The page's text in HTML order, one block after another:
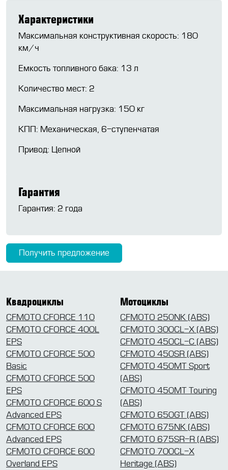
Характеристики
Максимальная конструктивная скорость: 180
км/ч
Емкость топливного бака: 13 л
Количество мест: 2
Максимальная нагрузка: 150 кг
КПП: Механическая, 6-ступенчатая
Привод: Цепной
Гарантия
Гарантия: 2 года
Получить предложение
Квадроциклы
CFMOTO CFORCE 110
CFMOTO CFORCE 400L
EPS
CFMOTO CFORCE 500
Basic
CFMOTO CFORCE 500
EPS
CFMOTO CFORCE 600 S
Advanced EPS
CFMOTO CFORCE 600
Advanced EPS
CFMOTO CFORCE 600
Overland EPS
Мотоциклы
CFMOTO 250NK (ABS)
CFMOTO 300CL-X (ABS)
CFMOTO 450CL-C (ABS)
CFMOTO 450SR (ABS)
CFMOTO 450MT Sport
(ABS)
CFMOTO 450MT Touring
(ABS)
CFMOTO 650GT (ABS)
CFMOTO 675NK (ABS)
CFMOTO 675SR-R (ABS)
CFMOTO 700CL-X
Heritage (ABS)